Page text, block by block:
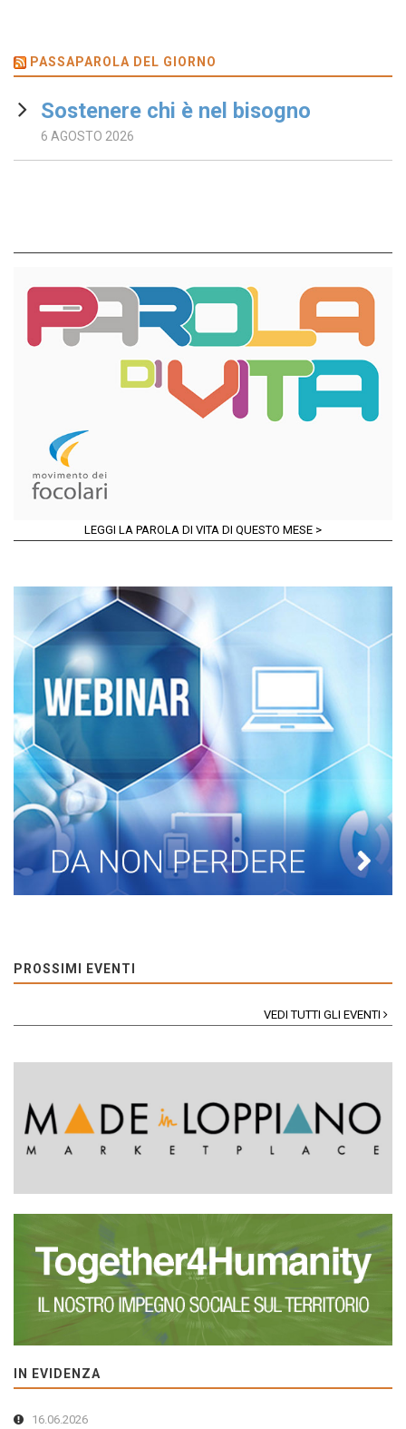
PASSAPAROLA DEL GIORNO
Sostenere chi è nel bisogno
6 AGOSTO 2026
LEGGI LA PAROLA DI VITA DI QUESTO MESE >
PROSSIMI EVENTI
VEDI TUTTI GLI EVENTI
IN EVIDENZA
16.06.2026